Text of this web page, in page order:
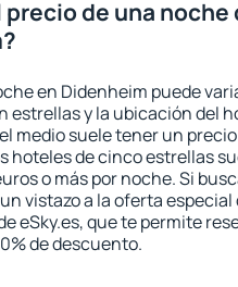
precio de una noche
en Didenheim puede
estrellas y la ubicación del
medio suele tener un
hoteles de cinco estrellas
o más por noche. Si
vistazo a la oferta
eSky.es, que te permite
de descuento.